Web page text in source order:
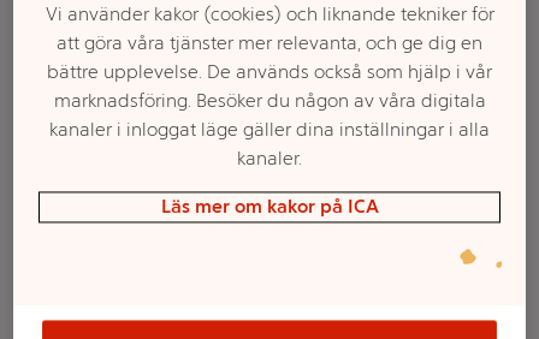
Vi använder kakor (cookies) och liknande tekniker för
att göra våra tjänster mer relevanta, och ge dig en
bättre upplevelse. De används också som hjälp i vår
marknadsföring. Besöker du någon av våra digitala
kanaler i inloggat läge gäller dina inställningar i alla
kanaler.
Läs mer om kakor på ICA